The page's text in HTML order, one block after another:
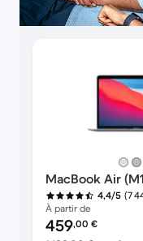
MacBook Air
4,4/5 (7
À partir de
Prix reconditionné :
459,00 €